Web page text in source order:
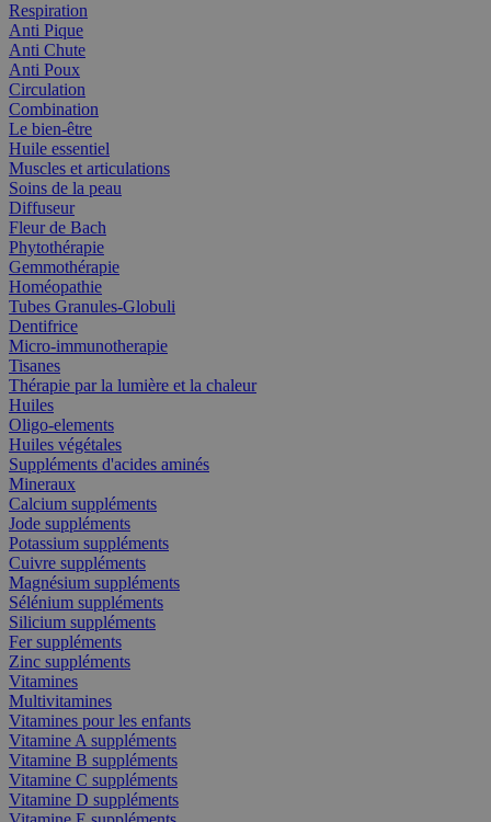
Respiration
Anti Pique
Anti Chute
Anti Poux
Circulation
Combination
Le bien-être
Huile essentiel
Muscles et articulations
Soins de la peau
Diffuseur
Fleur de Bach
Phytothérapie
Gemmothérapie
Homéopathie
Tubes Granules-Globuli
Dentifrice
Micro-immunotherapie
Tisanes
Thérapie par la lumière et la chaleur
Huiles
Oligo-elements
Huiles végétales
Suppléments d'acides aminés
Mineraux
Calcium suppléments
Jode suppléments
Potassium suppléments
Cuivre suppléments
Magnésium suppléments
Sélénium suppléments
Silicium suppléments
Fer suppléments
Zinc suppléments
Vitamines
Multivitamines
Vitamines pour les enfants
Vitamine A suppléments
Vitamine B suppléments
Vitamine C suppléments
Vitamine D suppléments